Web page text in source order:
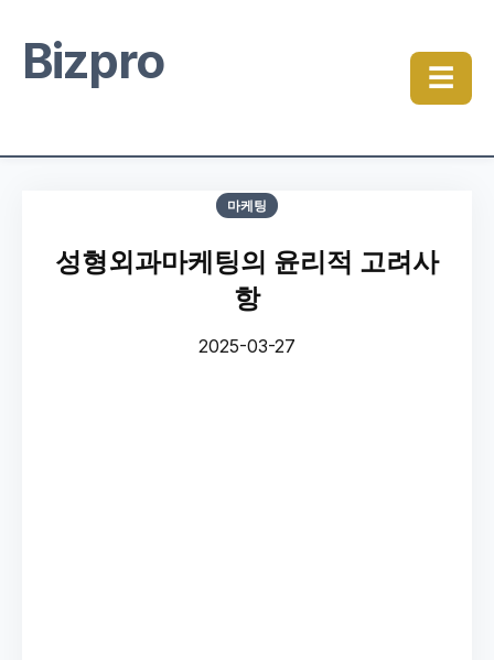
Bizpro ☰
마케팅
성형외과마케팅의 윤리적 고려사
항
2025-03-27